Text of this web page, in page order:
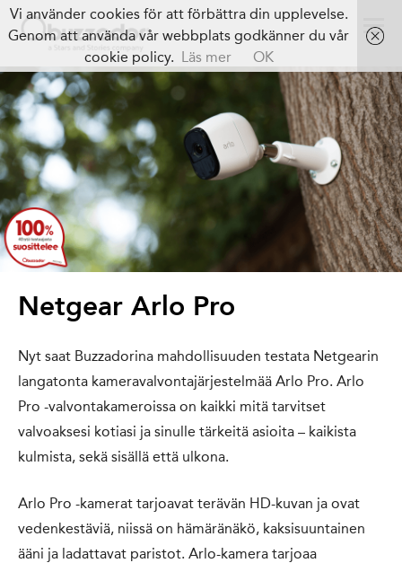
Netgear Arlo Pro
Nyt saat Buzzadorina mahdollisuuden testata Netgearin
langatonta kameravalvontajärjestelmää Arlo Pro. Arlo
Pro -valvontakameroissa on kaikki mitä tarvitset
valvoaksesi kotiasi ja sinulle tärkeitä asioita – kaikista
kulmista, sekä sisällä että ulkona.
Arlo Pro -kamerat tarjoavat terävän HD-kuvan ja ovat
vedenkestäviä, niissä on hämäränäkö, kaksisuuntainen
ääni ja ladattavat paristot. Arlo-kamera tarjoaa
Vi använder cookies för att förbättra din upplevelse.
Genom att använda vår webbplats godkänner du vår
cookie policy. Läs mer OK